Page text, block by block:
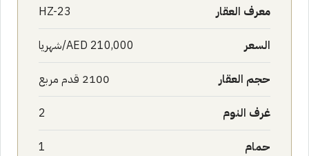
معرف العقار HZ-23
السعر AED 210,000/شهريا
حجم العقار 2100 قدم مربع
غرف النوم 2
حمام 1